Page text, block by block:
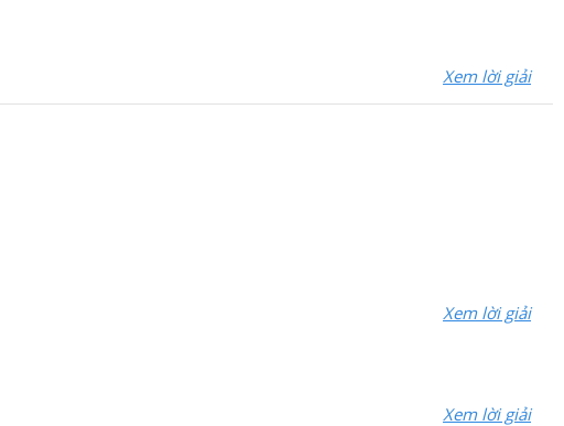
Xem lời giải
Xem lời giải
Xem lời giải